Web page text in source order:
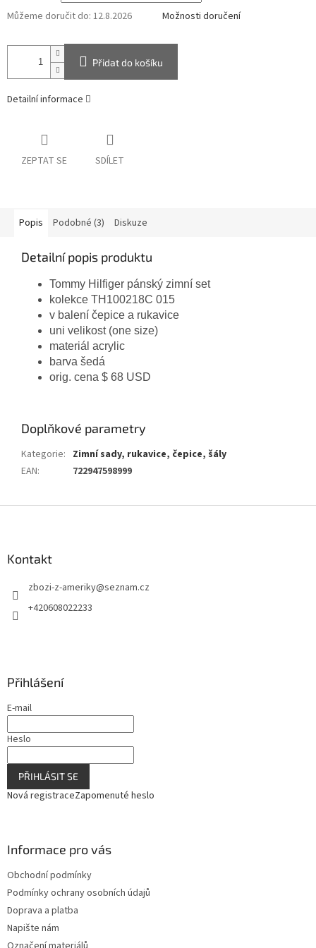
Můžeme doručit do: 12.8.2026 Možnosti doručení
Přidat do košíku
Detailní informace
ZEPTAT SE SDÍLET
Popis Podobné (3) Diskuze
Detailní popis produktu
Tommy Hilfiger pánský zimní set
kolekce TH100218C 015
v balení čepice a rukavice
uni velikost (one size)
materiál acrylic
barva šedá
orig. cena $ 68 USD
Doplňkové parametry
Kategorie: Zimní sady, rukavice, čepice, šály
EAN: 722947598999
Kontakt
zbozi-z-ameriky@seznam.cz
+420608022233
Přihlášení
E-mail
Heslo
PŘIHLÁSIT SE
Nová registraceZapomenuté heslo
Informace pro vás
Obchodní podmínky
Podmínky ochrany osobních údajů
Doprava a platba
Napište nám